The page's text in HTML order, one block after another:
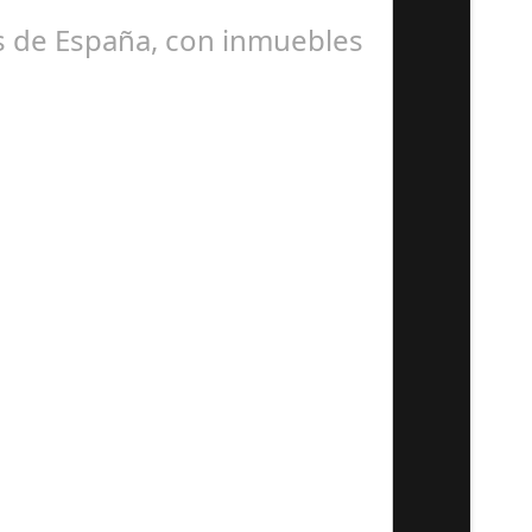
España, con inmuebles